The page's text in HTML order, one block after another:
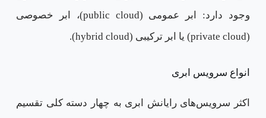
وجود دارد: ابر عمومی (public cloud)، ابر خصوصی
(private cloud) یا ابر ترکیبی (hybrid cloud).
انواع سرویس ابری
اکثر سرویس‌های رایانش ابری به چهار دسته کلی تقسیم